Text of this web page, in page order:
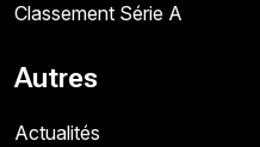
Classement Série A
Autres
Actualités